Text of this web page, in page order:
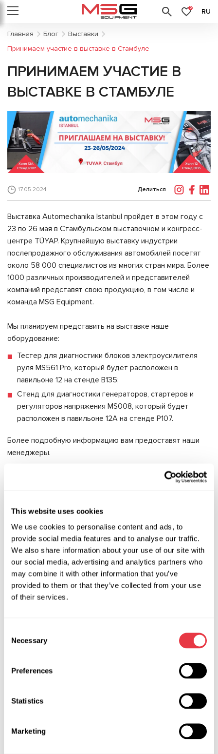
This website uses cookies
We use cookies to personalise content and ads, to
provide social media features and to analyse our traffic.
We also share information about your use of our site with
our social media, advertising and analytics partners who
may combine it with other information that you’ve
provided to them or that they’ve collected from your use
of their services.
Selection
Necessary
Preferences
Statistics
Marketing
0 RU
Главная Блог
Выставки
Принимаем участие в выставке в Стамбуле
ПРИНИМАЕМ УЧАСТИЕ В
ВЫСТАВКЕ В СТАМБУЛЕ
17.05.2024 Делиться
Выставка Automechanika Istanbul пройдет в этом году с
23 по 26 мая в Стамбульском выставочном и конгресс-
центре TÜYAP. Крупнейшую выставку индустрии
послепродажного обслуживания автомобилей посетят
около 58 000 специалистов из многих стран мира. Более
1000 различных производителей и представителей
компаний представят свою продукцию, в том числе и
команда MSG Equipment.
Мы планируем представить на выставке наше
оборудование:
Тестер для диагностики блоков электроусилителя
руля MS561 Pro, который будет расположен в
павильоне 12 на стенде B135;
Стенд для диагностики генераторов, стартеров и
регуляторов напряжения MS008, который будет
расположен в павильоне 12А на стенде P107.
Более подробную информацию вам предоставят наши
менеджеры.
АКТУАЛЬНЫЕ НОВОСТИ
ВЫСТАВКИ
07.05.2026
международную выставку Expomecanica 2026,
EXPONOR - Feira Internacional do Porto,
познакомьтесь с нашим оборудованием лично.